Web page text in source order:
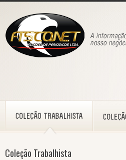
Coleção Trabalhista